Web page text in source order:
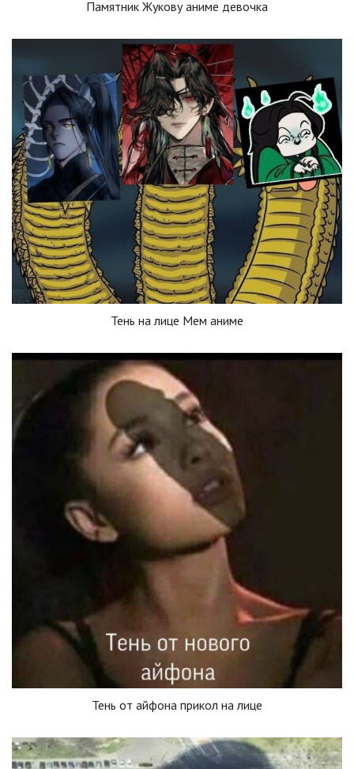
Памятник Жукову аниме девочка
Тень на лице Мем аниме
Тень от айфона прикол на лице